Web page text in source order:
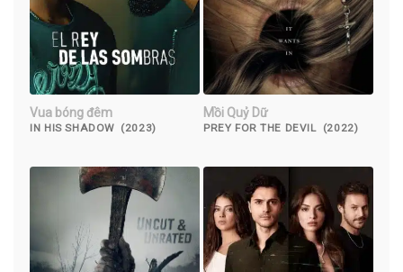
Vua bóng đêm
IN HIS SHADOW (2023)
Mồi Quỷ Dữ
PREY FOR THE DEVIL (2022)